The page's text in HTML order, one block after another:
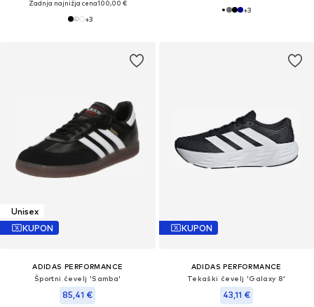
Zadnja najnižja cena100,00 €
+3
+3
Unisex
KUPON
ADIDAS PERFORMANCE
Športni čevelj 'Samba'
85,41 €
KUPON
ADIDAS PERFORMANCE
Tekaški čevelj 'Galaxy 8'
43,11 €